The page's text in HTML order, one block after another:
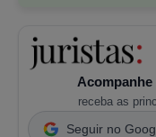
receba as
Seguir no